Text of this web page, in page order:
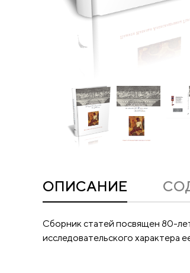
ОПИСАНИЕ
Сборник статей посвящен 80-
исследовательского характера